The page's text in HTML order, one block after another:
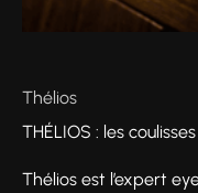
Thélios
THÉLIOS : les
Thélios est l’expert